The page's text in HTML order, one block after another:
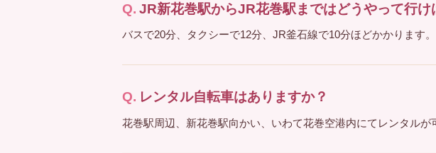
JR新花巻駅からJR花巻駅まではどうやって行け
バスで20分、タクシーで12分、JR釜石線で10分ほどかかります。
レンタル自転車はありますか？
花巻駅周辺、新花巻駅向かい、いわて花巻空港内にてレンタル